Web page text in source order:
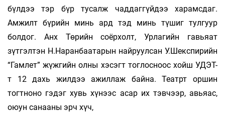
бүлдээ тэр бүр тусалж чаддаггүйдээ харамсдаг.
Амжилт бүрийн минь ард тэд минь түшиг тулгуур
болдог. Анх Төрийн соёрхолт, Урлагийн гавьяат
зүтгэлтэн Н.Наранбаатарын найруулсан У.Шекспирийн
“Гамлет” жүжгийн олны хэсэгт тоглосноос хойш УДЭТ-
т 12 дахь жилдээ ажиллаж байна. Театрт оршин
тогтноно гэдэг хувь хүнээс асар их тэвчээр, авьяас,
оюун санааны эрч хүч,